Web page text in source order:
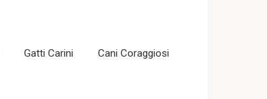
Gatti Carini Cani Coraggiosi